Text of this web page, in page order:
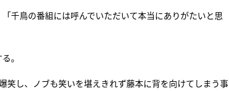
千鳥の番組には呼んでいただいて本当にありがたいと思
。
笑し、ノブも笑いを堪えきれず藤本に背を向けてしまう事